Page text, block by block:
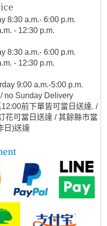
8:30 a.m.- 6:00 p.m.
- 12:30 p.m.
8:30 a.m.- 6:00 p.m.
- 12:30 p.m.
9:00 a.m.-5:00 p.m.
no Sunday Delivery
前下單皆可當日送達. /
花可當日送達 / 其餘縣市當
日)送達